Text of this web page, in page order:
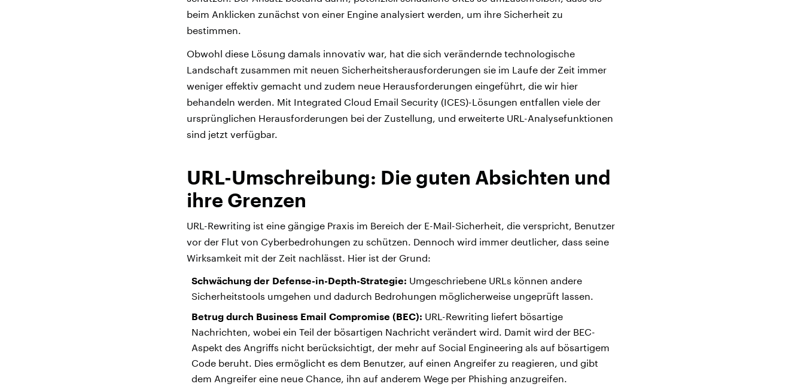
beim Anklicken zunächst von einer Engine analysiert werden, um ihre Sicherheit zu
bestimmen.
Obwohl diese Lösung damals innovativ war, hat die sich verändernde technologische
Landschaft zusammen mit neuen Sicherheitsherausforderungen sie im Laufe der Zeit immer
weniger effektiv gemacht und zudem neue Herausforderungen eingeführt, die wir hier
behandeln werden. Mit Integrated Cloud Email Security (ICES)-Lösungen entfallen viele der
ursprünglichen Herausforderungen bei der Zustellung, und erweiterte URL-Analysefunktionen
sind jetzt verfügbar.
URL-Umschreibung: Die guten Absichten und
ihre Grenzen
URL-Rewriting ist eine gängige Praxis im Bereich der E-Mail-Sicherheit, die verspricht, Benutzer
vor der Flut von Cyberbedrohungen zu schützen. Dennoch wird immer deutlicher, dass seine
Wirksamkeit mit der Zeit nachlässt. Hier ist der Grund:
Schwächung der Defense-in-Depth-Strategie: Umgeschriebene URLs können andere
Sicherheitstools umgehen und dadurch Bedrohungen möglicherweise ungeprüft lassen.
Betrug durch Business Email Compromise (BEC): URL-Rewriting liefert bösartige
Nachrichten, wobei ein Teil der bösartigen Nachricht verändert wird. Damit wird der BEC-
Aspekt des Angriffs nicht berücksichtigt, der mehr auf Social Engineering als auf bösartigem
Code beruht. Dies ermöglicht es dem Benutzer, auf einen Angreifer zu reagieren, und gibt
dem Angreifer eine neue Chance, ihn auf anderem Wege per Phishing anzugreifen.